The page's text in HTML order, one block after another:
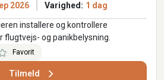
2026 Varighed: 1 dag
installere og kontrollere
flugtvejs- og panikbelysning.
Favorit
Tilmeld